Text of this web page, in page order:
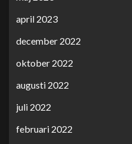
april 2023
december 2022
oktober 2022
augusti 2022
juli 2022
februari 2022